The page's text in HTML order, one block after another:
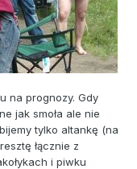
na prognozy. Gdy
jak smoła ale nie
tylko altankę (na
łącznie z
i piwku